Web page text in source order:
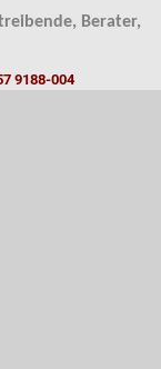
Berater,
9188-004